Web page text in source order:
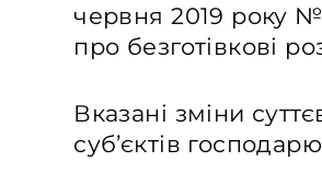
червня 2019 року №
про безготівкові
Вказані зміни
суб’єктів